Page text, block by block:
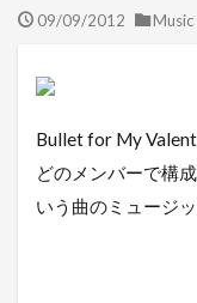
09/09/2012
Bullet for My
どのメンバーで構
いう曲のミュージ